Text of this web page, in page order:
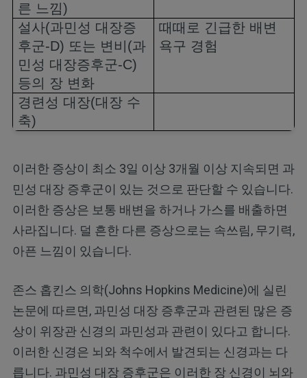
른 느낌)
설사(과민성 대장증
후군-D) 또는 변비 (과
민성 대장증후군-C)
등의 장 변화
때때로 긴급한 배변
욕구 경험
경련성 대장(대장 수
축)
이러한 증상이 최소 3일 이상 3개월 이상 지속되면 과
민성 대장 증후군이 있는 것으로 판단할 수 있습니다.
이러한 증상은 보통 배변을 하거나 가스를 배출하면
사라집니다. 덜 흔한 다른 증상으로는 속쓰림, 무기력,
아픈 느낌이 있습니다.
존스 홉킨스 의학(Johns Hopkins Medicine)에 실린
논문에 따르면, 과민성 대장 증후군과 관련된 많은 증
상이 위장관 신경의 과민성과 관련이 있다고 합니다.
이러한 신경은 뇌와 척수에서 발견되는 신경과는 다
릅니다. 과민성 대장 증후군은 이러한 장 신경이 뇌와